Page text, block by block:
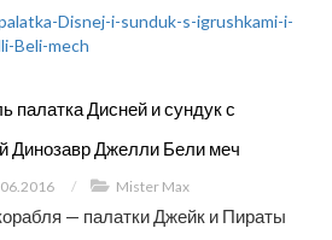
палатка Дисней и сундук с
Динозавр Джелли Бели меч
/ Mister Max
— палатки Джейк и Пираты